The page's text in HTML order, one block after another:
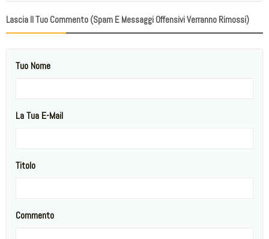
Lascia Il Tuo Commento (spam E Messaggi Offensivi Verranno Rimossi)
Tuo Nome
La Tua E-Mail
Titolo
Commento